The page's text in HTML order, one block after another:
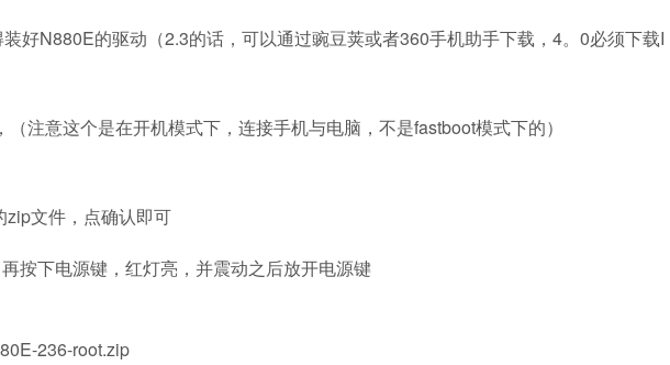
好N880E的驱动（2.3的话，可以通过豌豆荚或者360手机助手下载，4。0必须下载I
注意这个是在开机模式下，连接手机与电脑，不是fastboot模式下的）
zip文件，点确认即可
按下电源键，红灯亮，并震动之后放开电源键
236-root.zip